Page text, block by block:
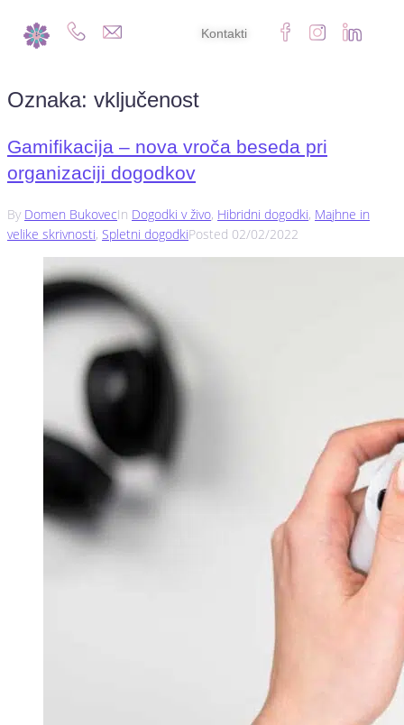
Kontakti
Oznaka: vključenost
Gamifikacija – nova vroča beseda pri
organizaciji dogodkov
By Domen BukovecIn Dogodki v živo, Hibridni dogodki, Majhne in
velike skrivnosti, Spletni dogodkiPosted 02/02/2022